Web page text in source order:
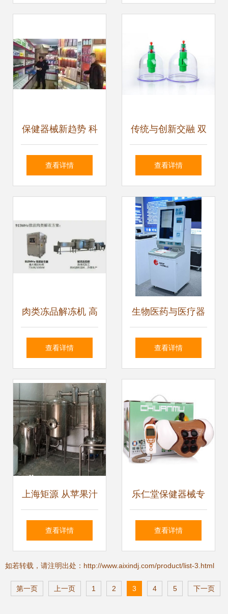
全面解析 仪器设备的批发供
保健器械新趋势 科
技赋能健康生活
查看详情
传统与创新交融 双
锦保健器材厂的康
查看详情
肉类冻品解冻机 高
效设备如何为食品
查看详情
生物医药与医疗器
械创新聚焦 第二十
保健用品新技术
查看详情
上海矩源 从苹果汁
到石榴汁——饮料
械的创新融合
查看详情
乐仁堂保健器械专
营店 专业守护，健
查看详情
如若转载，请注明出处：http://www.aixindj.com/product/list-3.html
第一页 上一页 1 2 3 4 5 下一页